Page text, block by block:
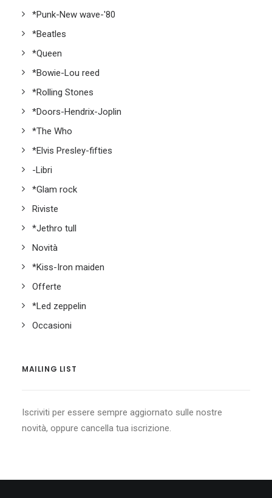
*Punk-New wave-'80
*Beatles
*Queen
*Bowie-Lou reed
*Rolling Stones
*Doors-Hendrix-Joplin
*The Who
*Elvis Presley-fifties
-Libri
*Glam rock
Riviste
*Jethro tull
Novità
*Kiss-Iron maiden
Offerte
*Led zeppelin
Occasioni
MAILING LIST
Iscriviti per essere sempre aggiornato sulle nostre
novità, oppure cancella tua iscrizione.